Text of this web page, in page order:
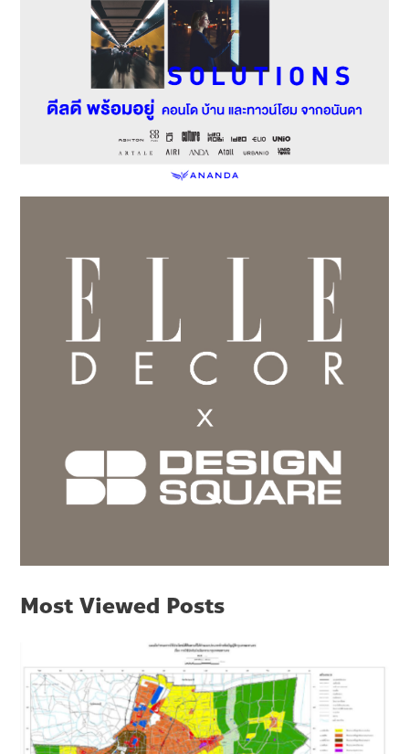
Most Viewed Posts